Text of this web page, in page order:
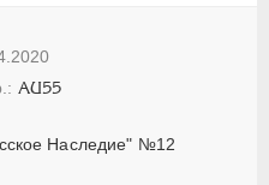
Наследие" №12
AU55